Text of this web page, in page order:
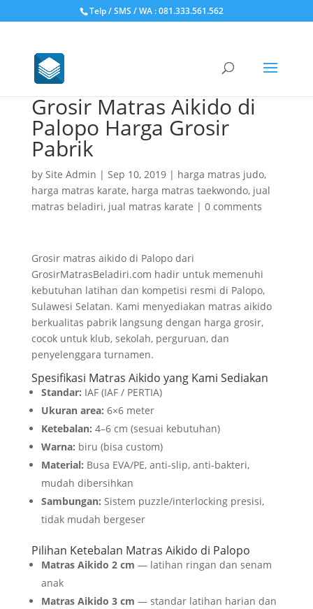
Telp / SMS / WA : 081.333.561.562
Grosir Matras Aikido di
Palopo Harga Grosir
Pabrik
by Site Admin | Sep 10, 2019| harga matras judo,
harga matras karate, harga matras taekwondo, jual
matras beladiri, jual matras karate | 0 comments
Grosir matras aikido di Palopo dari
GrosirMatrasBeladiri.com hadir untuk memenuhi
kebutuhan latihan dan kompetisi resmi di Palopo,
Sulawesi Selatan. Kami menyediakan matras aikido
berkualitas pabrik langsung dengan harga grosir,
cocok untuk klub, sekolah, perguruan, dan
penyelenggara turnamen.
Spesifikasi Matras Aikido yang Kami Sediakan
Standar: IAF (IAF / PERTIA)
Ukuran area: 6×6 meter
Ketebalan: 4–6 cm (sesuai kebutuhan)
Warna: biru (bisa custom)
Material: Busa EVA/PE, anti-slip, anti-bakteri,
mudah dibersihkan
Sambungan: Sistem puzzle/interlocking presisi,
tidak mudah bergeser
Pilihan Ketebalan Matras Aikido di Palopo
Matras Aikido 2 cm — latihan ringan dan senam
anak
Matras Aikido 3 cm — standar latihan harian dan